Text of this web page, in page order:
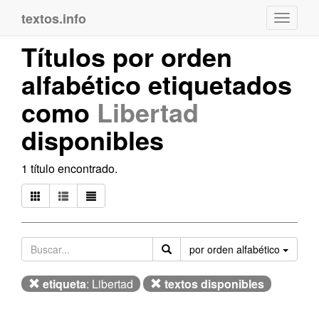
textos.info
Títulos por orden
alfabético etiquetados
como Libertad
disponibles
1 título encontrado.
por orden alfabético
etiqueta: Libertad textos disponibles